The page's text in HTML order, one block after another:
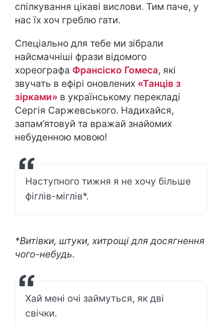
спілкування цікаві вислови. Тим паче, у
нас їх хоч греблю гати.
Спеціально для тебе ми зібрали
найсмачніші фрази відомого
хореографа Франсіско Гомеса, які
звучать в ефірі оновлених «Танців з
зірками» в українському перекладі
Сергія Саржевського. Надихайся,
запам’ятовуй та вражай знайомих
небуденною мовою!
Наступного тижня я не хочу більше
фіглів-міглів*.
*Витівки, штуки, хитрощі для досягнення
чого-небудь.
Хай мені очі займуться, як дві
свічки.